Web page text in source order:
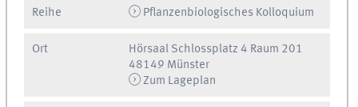
Reihe Pflanzenbiologisches Kolloquium
Ort
Hörsaal Schlossplatz 4 Raum 201
48149 Münster
Zum Lageplan